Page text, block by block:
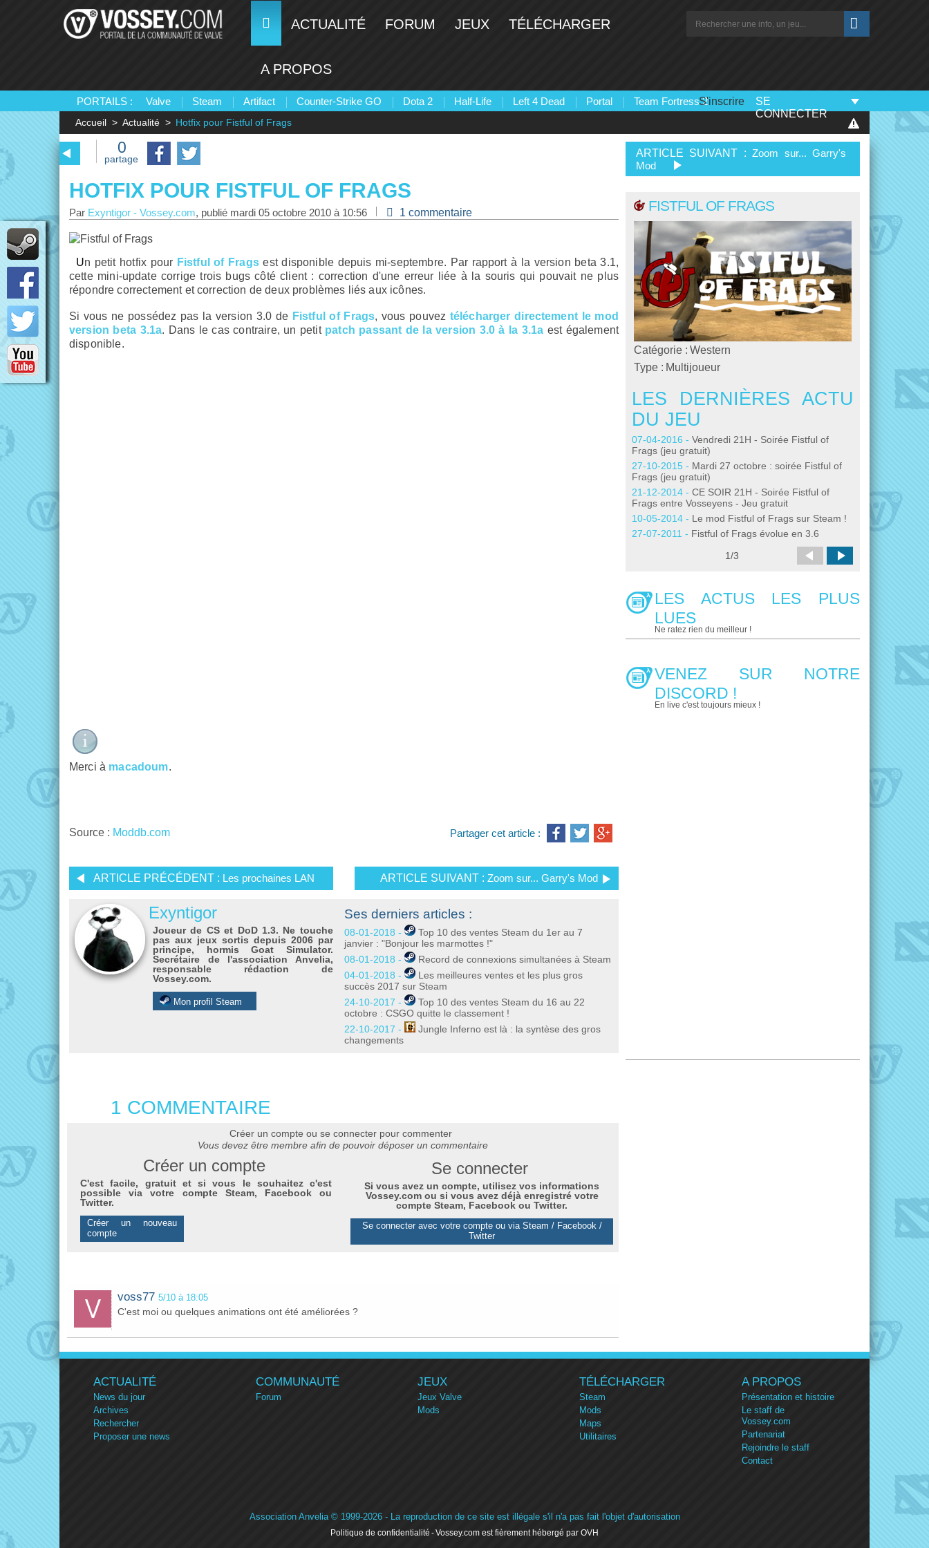
PORTAILS : Valve Steam Artifact Counter-Strike GO Dota 2 Half-Life Left 4 Dead Portal Team Fortress 2
ACTUALITÉ FORUM JEUX TÉLÉCHARGER
A PROPOS
S'inscrire
SE
CONNECTER
Accueil Actualité Hotfix pour Fistful of Frags
0
partage
HOTFIX POUR FISTFUL OF FRAGS
Par Exyntigor - Vossey.com, publié mardi 05 octobre 2010 à 10:56 1 commentaire
Un petit hotfix pour Fistful of Fragsest disponible depuis mi-septembre. Par rapport à la version beta 3.1,
cette mini-update corrige trois bugs côté client : correction d'une erreur liée à la souris qui pouvait ne plus
répondre correctement et correction de deux problèmes liés aux icônes.
Si vous ne possédez pas la version 3.0 de Fistful of Frags, vous pouvez télécharger directement le mod
version beta 3.1a. Dans le cas contraire, un petit patch passant de la version 3.0 à la 3.1a est également
disponible.
Merci à macadoum.
Source : Moddb.com Partager cet article :
ARTICLE PRÉCÉDENT : Les prochaines LAN ARTICLE SUIVANT : Zoom sur... Garry's Mod
Exyntigor
Joueur de CS et DoD 1.3. Ne touche
pas aux jeux sortis depuis 2006 par
principe, hormis Goat Simulator.
Secrétaire de l'association Anvelia,
responsable rédaction de
Vossey.com.
Mon profil Steam
Ses derniers articles :
08-01-2018 -
Top 10 des ventes Steam du 1er au 7
janvier : "Bonjour les marmottes !"
08-01-2018 -
Record de connexions simultanées à Steam
04-01-2018 -
Les meilleures ventes et les plus gros
succès 2017 sur Steam
24-10-2017 -
Top 10 des ventes Steam du 16 au 22
octobre : CSGO quitte le classement !
22-10-2017 -
Jungle Inferno est là : la syntèse des gros
changements
1 COMMENTAIRE
Créer un compte ou se connecter pour commenter
Vous devez être membre afin de pouvoir déposer un commentaire
Créer un compte
C'est facile, gratuit et si vous le souhaitez c'est
possible via votre compte Steam, Facebook ou
Twitter.
Créer un nouveau
compte
Se connecter
Si vous avez un compte, utilisez vos informations
Vossey.com ou si vous avez déjà enregistré votre
compte Steam, Facebook ou Twitter.
Se connecter avec votre compte ou via Steam / Facebook /
Twitter
voss77 5/10 à 18:05
C'est moi ou quelques animations ont été améliorées ?
ARTICLE SUIVANT : Zoom sur... Garry's
Mod
FISTFUL OF FRAGS
Catégorie : Western
Type : Multijoueur
LES DERNIÈRES ACTU
DU JEU
07-04-2016 - Vendredi 21H - Soirée Fistful of
Frags (jeu gratuit)
27-10-2015 - Mardi 27 octobre : soirée Fistful of
Frags (jeu gratuit)
21-12-2014 - CE SOIR 21H - Soirée Fistful of
Frags entre Vosseyens - Jeu gratuit
10-05-2014 - Le mod Fistful of Frags sur Steam !
27-07-2011 - Fistful of Frags évolue en 3.6
LES
bêta 3.0
18-12-2009 -
Frags
24-06-2009 -
1/3
LES ACTUS LES PLUS
LUES
Ne ratez rien du meilleur !
VENEZ SUR NOTRE
DISCORD !
En live c'est toujours mieux !
ACTUALITÉ
News du jour
Archives
Rechercher
Proposer une news
COMMUNAUTÉ
Forum
JEUX
Jeux Valve
Mods
TÉLÉCHARGER
Steam
Mods
Maps
Utilitaires
A PROPOS
Présentation et histoire
Le staff de
Vossey.com
Partenariat
Rejoindre le staff
Contact
Association Anvelia© 1999-2026 - La reproduction de ce site est illégale s'il n'a pas fait l'objet d'autorisation
Politique de confidentialité Vossey.com est fièrement hébergé par OVH